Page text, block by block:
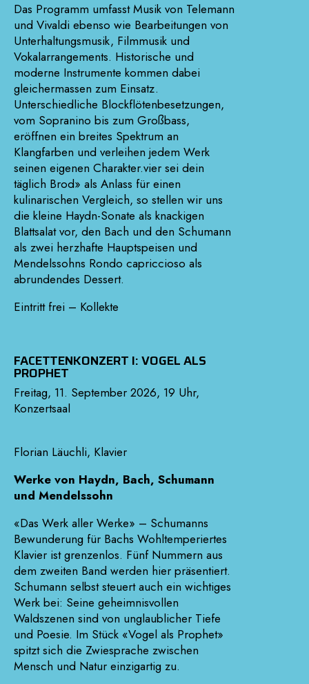
Das Programm umfasst Musik von Telemann
und Vivaldi ebenso wie Bearbeitungen von
Unterhaltungsmusik, Filmmusik und
Vokalarrangements. Historische und
moderne Instrumente kommen dabei
gleichermassen zum Einsatz.
Unterschiedliche Blockflötenbesetzungen,
vom Sopranino bis zum Großbass,
eröffnen ein breites Spektrum an
Klangfarben und verleihen jedem Werk
seinen eigenen Charakter.vier sei dein
täglich Brod» als Anlass für einen
kulinarischen Vergleich, so stellen wir uns
die kleine Haydn-Sonate als knackigen
Blattsalat vor, den Bach und den Schumann
als zwei herzhafte Hauptspeisen und
Mendelssohns Rondo capriccioso als
abrundendes Dessert.
Eintritt frei – Kollekte
FACETTENKONZERT I: VOGEL ALS
PROPHET
Freitag, 11. September 2026, 19 Uhr,
Konzertsaal
Florian Läuchli, Klavier
Werke von Haydn, Bach, Schumann
und Mendelssohn
«Das Werk aller Werke» – Schumanns
Bewunderung für Bachs Wohltemperiertes
Klavier ist grenzenlos. Fünf Nummern aus
dem zweiten Band werden hier präsentiert.
Schumann selbst steuert auch ein wichtiges
Werk bei: Seine geheimnisvollen
Waldszenen sind von unglaublicher Tiefe
und Poesie. Im Stück «Vogel als Prophet»
spitzt sich die Zwiesprache zwischen
Mensch und Natur einzigartig zu.